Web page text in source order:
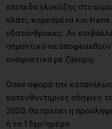
επίπεδα γλυκόζης στο
αλάτι, κορεσμένα και
υδατάνθρακες. Αν
σημαντικό να
αναψυκτικά με ζάχαρη.
Όσον αφορά την
κατευθυντήριες οδηγίες
2020, θα πρέπει η
ή τα 15γρ/ημέρα